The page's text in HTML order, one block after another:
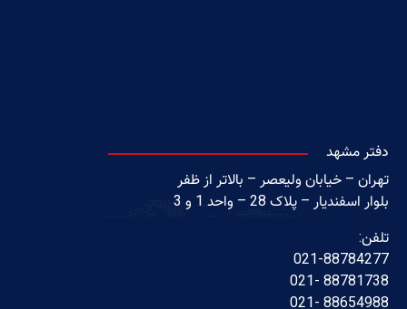
دفتر مشهد
تهران – خیابان ولیعصر – بالاتر از ظفر
بلوار اسفندیار – پلاک 28 – واحد 1 و 3
تلفن:
021-88784277
88781738 -021
88654988 -021